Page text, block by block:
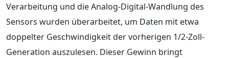
Verarbeitung und die Analog-Digital-Wandlung des
Sensors wurden überarbeitet, um Daten mit etwa
doppelter Geschwindigkeit der vorherigen 1/2-Zoll-
Generation auszulesen. Dieser Gewinn bringt